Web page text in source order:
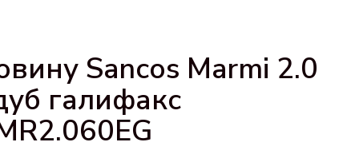
Sancos Marmi 2.0
галифакс